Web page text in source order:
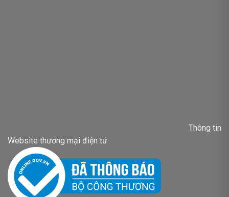
Thông tin
Website thương mại điện tử